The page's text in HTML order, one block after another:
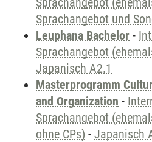
Sprachangebot und
Leuphana Bachelor -
Sprachangebot
Japanisch A2.1
Masterprogramm
and Organization -
Sprachangebot
ohne CPs) - Japanisch